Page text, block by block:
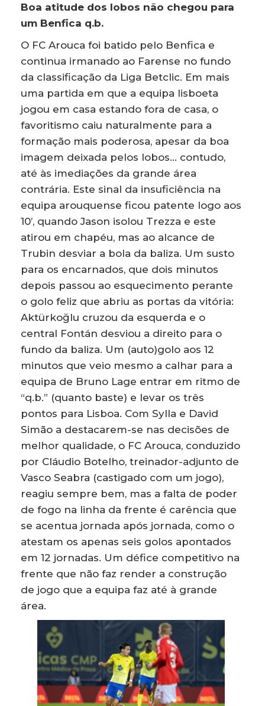
Boa atitude dos lobos não chegou para
um Benfica q.b.
O FC Arouca foi batido pelo Benfica e
continua irmanado ao Farense no fundo
da classificação da Liga Betclic. Em mais
uma partida em que a equipa lisboeta
jogou em casa estando fora de casa, o
favoritismo caiu naturalmente para a
formação mais poderosa, apesar da boa
imagem deixada pelos lobos… contudo,
até às imediações da grande área
contrária. Este sinal da insuficiência na
equipa arouquense ficou patente logo aos
10’, quando Jason isolou Trezza e este
atirou em chapéu, mas ao alcance de
Trubin desviar a bola da baliza. Um susto
para os encarnados, que dois minutos
depois passou ao esquecimento perante
o golo feliz que abriu as portas da vitória:
Aktürkoğlu cruzou da esquerda e o
central Fontán desviou a direito para o
fundo da baliza. Um (auto)golo aos 12
minutos que veio mesmo a calhar para a
equipa de Bruno Lage entrar em ritmo de
“q.b.” (quanto baste) e levar os três
pontos para Lisboa. Com Sylla e David
Simão a destacarem-se nas decisões de
melhor qualidade, o FC Arouca, conduzido
por Cláudio Botelho, treinador-adjunto de
Vasco Seabra (castigado com um jogo),
reagiu sempre bem, mas a falta de poder
de fogo na linha da frente é carência que
se acentua jornada após jornada, como o
atestam os apenas seis golos apontados
em 12 jornadas. Um défice competitivo na
frente que não faz render a construção
de jogo que a equipa faz até à grande
área.